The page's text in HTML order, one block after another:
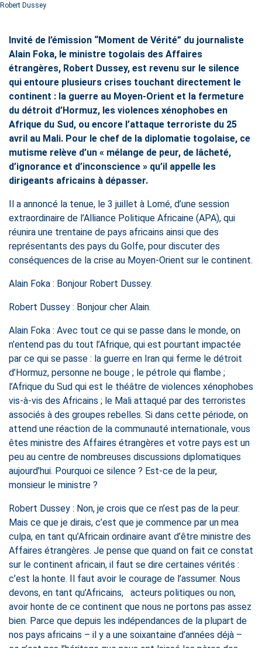
Robert Dussey
Invité de l’émission “Moment de Vérité” du journaliste
Alain Foka, le ministre togolais des Affaires
étrangères, Robert Dussey, est revenu sur le silence
qui entoure plusieurs crises touchant directement le
continent : la guerre au Moyen-Orient et la fermeture
du détroit d’Hormuz, les violences xénophobes en
Afrique du Sud, ou encore l’attaque terroriste du 25
avril au Mali. Pour le chef de la diplomatie togolaise, ce
mutisme relève d’un « mélange de peur, de lâcheté,
d’ignorance et d’inconscience » qu’il appelle les
dirigeants africains à dépasser.
Il a annoncé la tenue, le 3 juillet à Lomé, d’une session
extraordinaire de l’Alliance Politique Africaine (APA), qui
réunira une trentaine de pays africains ainsi que des
représentants des pays du Golfe, pour discuter des
conséquences de la crise au Moyen-Orient sur le continent.
Alain Foka : Bonjour Robert Dussey.
Robert Dussey : Bonjour cher Alain.
Alain Foka : Avec tout ce qui se passe dans le monde, on
n’entend pas du tout l’Afrique, qui est pourtant impactée
par ce qui se passe : la guerre en Iran qui ferme le détroit
d’Hormuz, personne ne bouge ; le pétrole qui flambe ;
l’Afrique du Sud qui est le théâtre de violences xénophobes
vis-à-vis des Africains ; le Mali attaqué par des terroristes
associés à des groupes rebelles. Si dans cette période, on
attend une réaction de la communauté internationale, vous
êtes ministre des Affaires étrangères et votre pays est un
peu au centre de nombreuses discussions diplomatiques
aujourd’hui. Pourquoi ce silence ? Est-ce de la peur,
monsieur le ministre ?
Robert Dussey : Non, je crois que ce n’est pas de la peur.
Mais ce que je dirais, c’est que je commence par un mea
culpa, en tant qu’Africain ordinaire avant d’être ministre des
Affaires étrangères. Je pense que quand on fait ce constat
sur le continent africain, il faut se dire certaines vérités :
c’est la honte. Il faut avoir le courage de l’assumer. Nous
devons, en tant qu’Africains, acteurs politiques ou non,
avoir honte de ce continent que nous ne portons pas assez
bien. Parce que depuis les indépendances de la plupart de
nos pays africains – il y a une soixantaine d’années déjà –